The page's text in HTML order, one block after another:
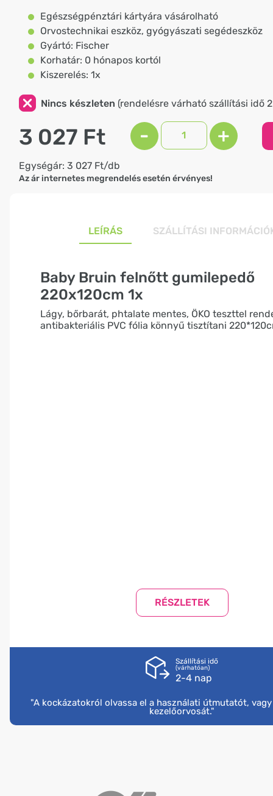
Egészségpénztári kártyára vásárolható
Orvostechnikai eszköz, gyógyászati segédeszköz
Gyártó: Fischer
Korhatár: 0 hónapos kortól
Kiszerelés: 1x
Nincs készleten (rendelésre várható szállítási idő
3 027 Ft - +
Egységár: 3 027 Ft/db
Az ár internetes megrendelés esetén érvényes!
LEÍRÁS SZÁLLÍTÁSI
Baby Bruin felnőtt gumilepedő
220x120cm 1x
Lágy, bőrbarát, phtalate mentes, ÖKO teszttel
antibakteriális PVC fólia könnyű tisztítani
Szállítási idő
(várhatóan)
2-4 nap
"A kockázatokról olvassa el a használati útmutatót,
kezelőorvosát."